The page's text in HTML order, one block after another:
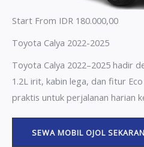
Start From IDR 180.000,00
Toyota Calya 2022-2025
Toyota Calya 2022–2025 hadir
1.2L irit, kabin lega, dan fitur
praktis untuk perjalanan harian
SEWA MOBIL OJOL